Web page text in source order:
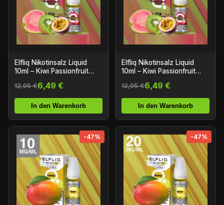
Elfliq Nikotinsalz Liquid
10ml – Kiwi Passionfruit
12,95 €6,49 €
In den Warenkorb
Elfliq Nikotinsalz Liquid
10ml – Kiwi Passionfruit
12,95 €6,49 €
In den Warenkorb
-47% -47%